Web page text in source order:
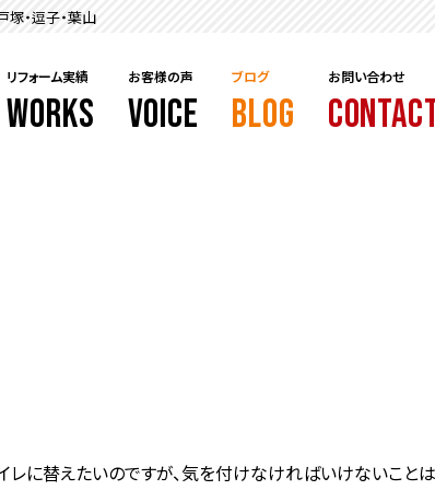
塚・逗子・葉山
リフォーム実績
WORKS
お客様の声
VOICE
ブログ
BLOG
お問い合わせ
レに替えたいのですが、気を付けなければいけないこと